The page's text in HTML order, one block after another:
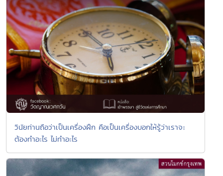
วินัยท่านถือว่าเป็นเครื่องฝึก คือเป็นเครื่องบอกให้รู้ว่าเราจะ
ต้องทำอะไร ไม่ทำอะไร